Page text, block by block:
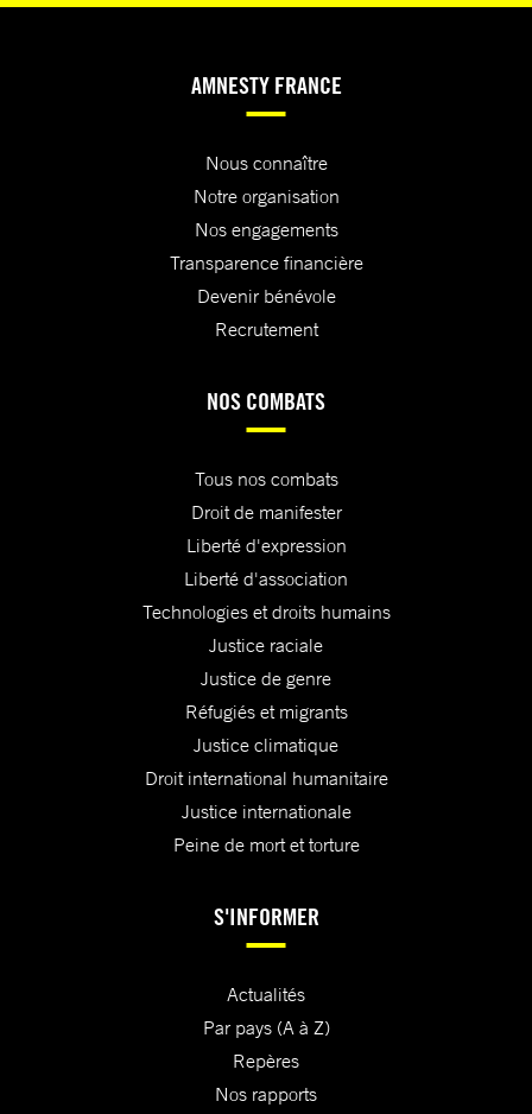
AMNESTY FRANCE
Nous connaître
Notre organisation
Nos engagements
Transparence financière
Devenir bénévole
Recrutement
NOS COMBATS
Tous nos combats
Droit de manifester
Liberté d'expression
Liberté d'association
Technologies et droits humains
Justice raciale
Justice de genre
Réfugiés et migrants
Justice climatique
Droit international humanitaire
Justice internationale
Peine de mort et torture
S'INFORMER
Actualités
Par pays (A à Z)
Repères
Nos rapports